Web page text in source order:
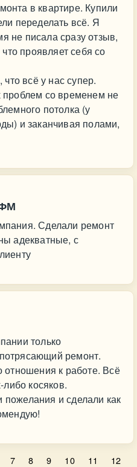
в квартире. Купили
переделать всё. Я
не писала сразу отзыв,
проявляет себя со
что всё у нас супер.
проблем со временем не
потолка (у
и заканчивая полами,
Сделали ремонт
адекватные, с
только
ремонт.
отношения к работе. Всё
либо косяков.
и сделали как
7 8 9 10 11
12